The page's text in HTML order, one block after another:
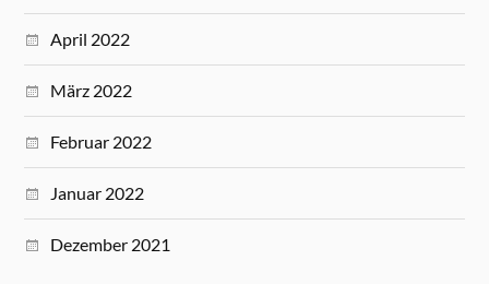
April 2022
März 2022
Februar 2022
Januar 2022
Dezember 2021